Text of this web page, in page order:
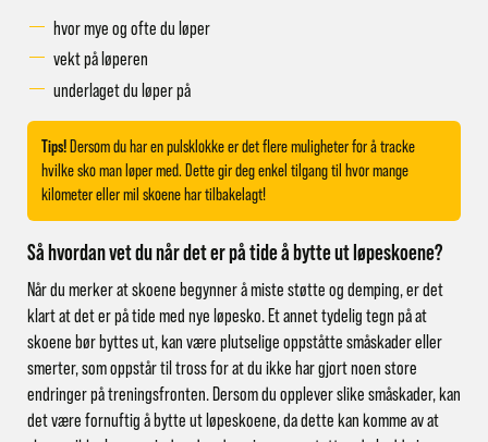
hvor mye og ofte du løper
vekt på løperen
underlaget du løper på
Tips!Dersom du har enpulsklokkeer det flere muligheter for å tracke
hvilke sko man løper med. Dette gir deg enkel tilgang til hvor mange
kilometer eller mil skoene har tilbakelagt!
Så hvordan vet du når det er på tide å bytte ut løpeskoene?
Når du merker at skoene begynner å miste støtte og demping, er det
klart at det er på tide med nye løpesko. Et annet tydelig tegn på at
skoene bør byttes ut, kan være plutselige oppståtte småskader eller
smerter, som oppstår til tross for at du ikke har gjort noen store
endringer på treningsfronten. Dersom du opplever slike småskader, kan
det være fornuftig å bytte ut løpeskoene, da dette kan komme av at